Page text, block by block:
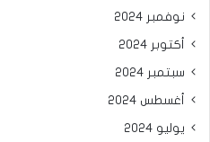
نوفمبر 2024
أكتوبر 2024
سبتمبر 2024
أغسطس 2024
يوليو 2024